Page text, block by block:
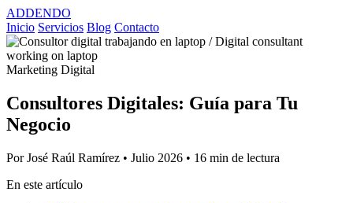
ADDENDO
Inicio Servicios Blog Contacto
Marketing Digital
Consultores Digitales: Guía para Tu
Negocio
Por José Raúl Ramírez • Julio 2026 • 16 min de lectura
En este artículo